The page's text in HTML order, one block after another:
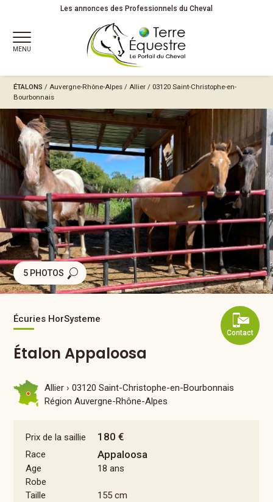
Les annonces des Professionnels du Cheval
MENU
ÉTALONS /Auvergne-Rhône-Alpes /Allier / 03120 Saint-Christophe-en-
Bourbonnais
5 PHOTOS
Contact
Écuries HorSysteme
Étalon Appaloosa
Prix de la saillie 180 €
Race Appaloosa
Age
18 ans
Robe
Taille
155 cm
Allier ›03120 Saint-Christophe-en-Bourbonnais
Région Auvergne-Rhône-Alpes